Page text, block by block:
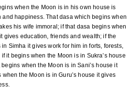
when the Moon is in his own house is
happiness. That dasa which begins when
his wife immoral; if that dasa begins when
gives education, friends and wealth; if the
Simha it gives work for him in forts, forests,
it begins when the Moon is in Sukra’s house
when the Moon is in Sani’s house it
the Moon is in Guru’s house it gives